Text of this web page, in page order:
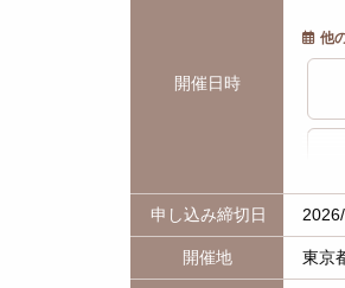
開催日時
他
申し込み締切日
開催地 東京